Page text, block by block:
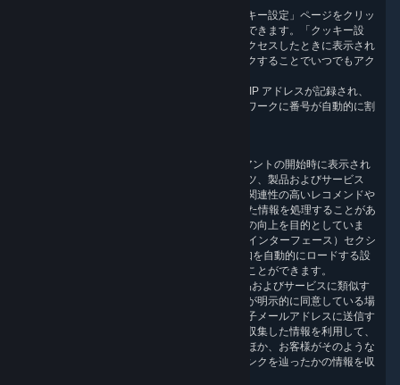
必須なもの以外のクッキーについては、「クッキー設定」ページをクリッ
クすることにより、その使用を管理することができます。「クッキー設
定」ページは、当社のウェブサイトに最初にアクセスしたときに表示され
をクリックすることでいつでもアク
当社サイトを訪問すると、サーバーにお客様の IP アドレスが記録され、
お客様のコンピュータが接続されているネットワークに番号が自動的に割
当社は、Steam ストアページや Steam クライアントの開始時に表示され
る更新メッセージにおいて表示されるコンテンツ、製品およびサービス
を、お客様のニーズに応じてカスタマイズし、関連性の高いレコメンドや
提案を表示できるよう、第 3 項に従って収集した情報を処理することがあ
ります。これは、カスタマーエクスペリエンスの向上を目的としていま
す。Steam クライアント設定の［Interface］（インターフェース）セクシ
ョンで、Steam ストアページおよび Steam 通知を自動的にロードする設
定を無効にすると、お客様のデータ処理を防ぐことができます。
Valveは、お客様が以前に Valve に要望した商品およびサービスに類似す
る商品およびサービスについて、またはお客様が明示的に同意している場
合に、マーケティングメッセージをお客様の電子メールアドレスに送信す
ることがあります。その場合にも、お客様から収集した情報を利用して、
マーケティングメッセージをカスタマイズするほか、お客様がそのような
メッセージを開いたか否か、テキストのどのリンクを辿ったかの情報を収